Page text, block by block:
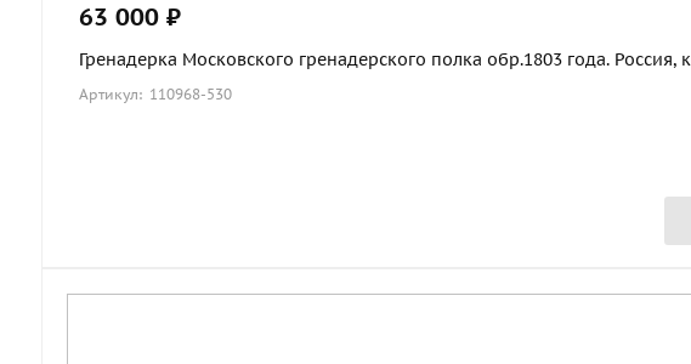
63 000 ₽
Гренадерка Московского гренадерского полка обр.1803 года. Россия,
Артикул: 110968-530